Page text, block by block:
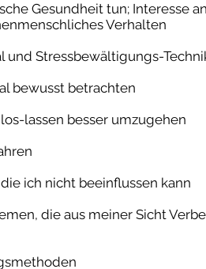
Gesundheit tun; Interesse
Verhalten
Stressbewältigungs-
bewusst betrachten
lassen besser umzugehen
ich nicht beeinflussen kann
die aus meiner Sicht